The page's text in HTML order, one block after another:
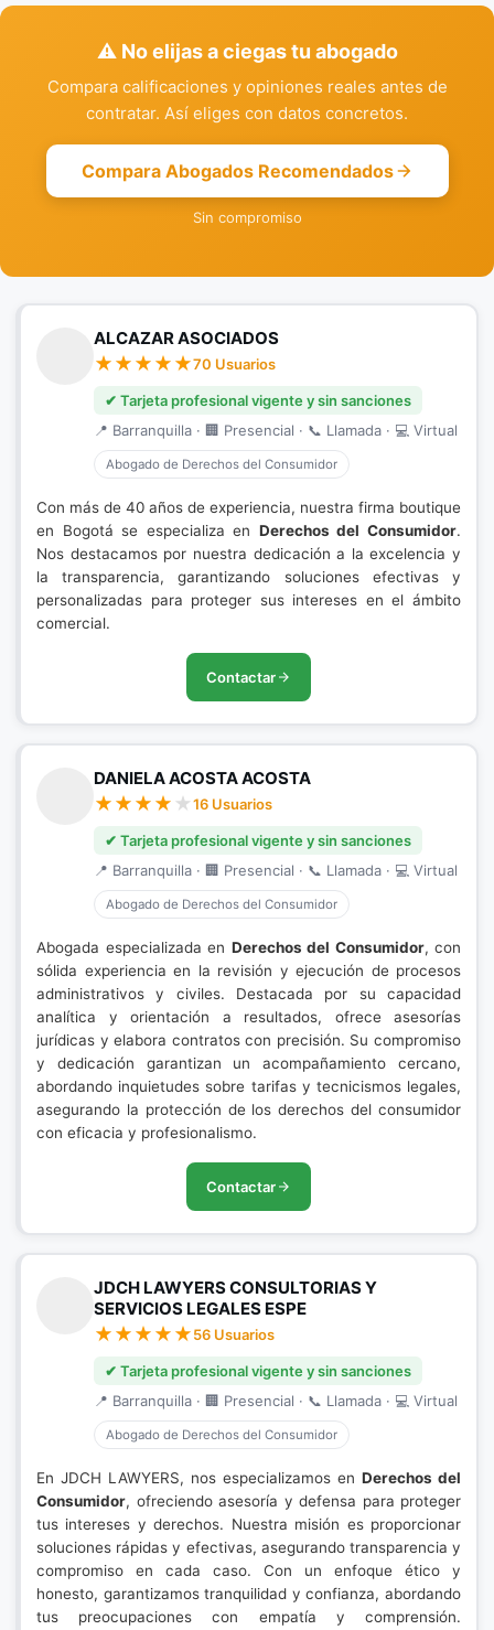
⚠️ No elijas a ciegas tu abogado
Compara calificaciones y opiniones reales antes de
contratar. Así eliges con datos concretos.
Compara Abogados Recomendados
Sin compromiso
ALCAZAR ASOCIADOS
70 Usuarios
✔ Tarjeta profesional vigente y sin sanciones
📍 Barranquilla · 🏢 Presencial · 📞 Llamada · 💻 Virtual
Abogado de Derechos del Consumidor
Con más de 40 años de experiencia, nuestra firma boutique
en Bogotá se especializa en Derechos del Consumidor.
Nos destacamos por nuestra dedicación a la excelencia y
la transparencia, garantizando soluciones efectivas y
personalizadas para proteger sus intereses en el ámbito
comercial.
Contactar
DANIELA ACOSTA ACOSTA
16 Usuarios
✔ Tarjeta profesional vigente y sin sanciones
📍 Barranquilla · 🏢 Presencial · 📞 Llamada · 💻 Virtual
Abogado de Derechos del Consumidor
Abogada especializada en Derechos del Consumidor, con
sólida experiencia en la revisión y ejecución de procesos
administrativos y civiles. Destacada por su capacidad
analítica y orientación a resultados, ofrece asesorías
jurídicas y elabora contratos con precisión. Su compromiso
y dedicación garantizan un acompañamiento cercano,
abordando inquietudes sobre tarifas y tecnicismos legales,
asegurando la protección de los derechos del consumidor
con eficacia y profesionalismo.
Contactar
JDCH LAWYERS CONSULTORIAS Y
SERVICIOS LEGALES ESPE
56 Usuarios
✔ Tarjeta profesional vigente y sin sanciones
📍 Barranquilla · 🏢 Presencial · 📞 Llamada · 💻 Virtual
Abogado de Derechos del Consumidor
En JDCH LAWYERS, nos especializamos en Derechos del
Consumidor, ofreciendo asesoría y defensa para proteger
tus intereses y derechos. Nuestra misión es proporcionar
soluciones rápidas y efectivas, asegurando transparencia y
compromiso en cada caso. Con un enfoque ético y
honesto, garantizamos tranquilidad y confianza, abordando
tus preocupaciones con empatía y comprensión.